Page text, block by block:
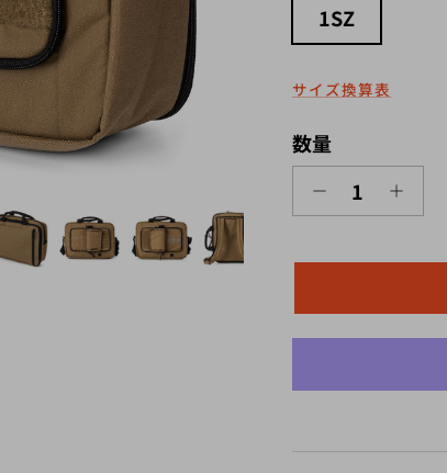
1SZ
サイズ換算表
数量